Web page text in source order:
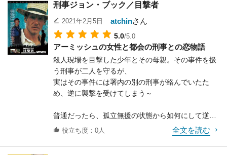
事が分かる
タイプ・ライターのシーンは、映画史上最もぞっと
するシーンだ。
圧倒的な分量で打ち込まれたあの文字を見ると、
一体いつからこいつは狂ってたんだ、という驚きと
同時に戦慄を覚える。
ぞっとすると言えばもう一つ、有名な双子のシーン
がある。
ダニー少年が車の乗り物に乗ってホテル内を走り回
突然目の前に双子の少女が現れる。構図、照明とそ
の背景が絶妙であり、
ものすごく、素晴らしい力強さで墓を掘っている。
でもそこがとてもかわいいのだ。
何でも一所懸命にやる子供というのはかわいく見え
る。
生きているゴキブリを手づかみするシーンには絶叫
した。
黒光りするＧが出てきた時の彼女の興味津々な目つ
きを見た瞬間、
うわ、まさかまさか、と思ったのだが……すごい、
また、これは意図した事かどうか分らないが、ポー
レットがいくら小さいとはいえ
内幕等、
過去と現在を織り交ぜて複合的にエピソードを構築
各シーンをかなりテンポよく描いており、
主演のゲイリー・オールドマンの熱演もあって
それなりに面白く観れるのだが、個人的には時間軸
は一本化した方が
物語としての達成感は高くなったのではないかと感
それ以上に気になったのが、画面の暗さだ。
刑事ジョン・ブック／目撃者
2021年2月5日 atchinさん
5.0/5.0
アーミッシュの女性と都会の刑事との恋物語
殺人現場を目撃した少年とその母親。その事件を扱
う刑事が二人を守るが、
実はその事件には署内の別の刑事が絡んでいたた
め、逆に襲撃を受けてしまう～
普通だったら、孤立無援の状態から如何にして逆転
していくか、
を描くのだろうがこの映画はちょっと違う。
突如として恋愛映画へと様変わりしてしまうのだ。
役立ち度：0人 全文を読む